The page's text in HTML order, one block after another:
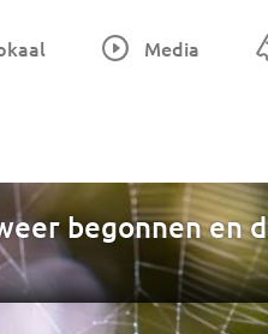
Media
begonnen en